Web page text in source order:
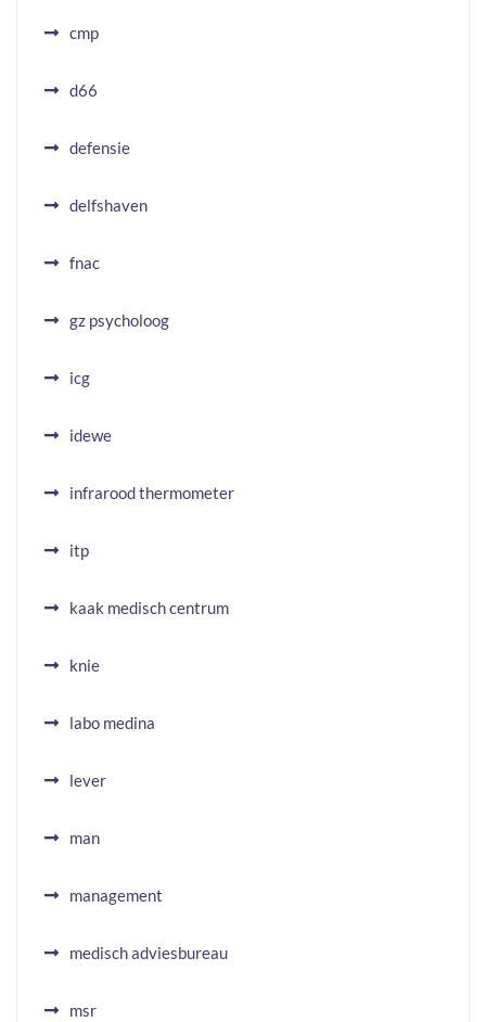
cmp
d66
defensie
delfshaven
fnac
gz psycholoog
icg
idewe
infrarood thermometer
itp
kaak medisch centrum
knie
labo medina
lever
man
management
medisch adviesbureau
msr